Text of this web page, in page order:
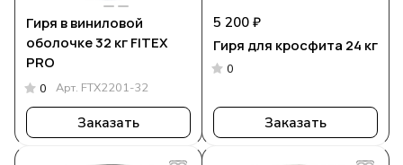
Гиря в виниловой
оболочке 32 кг FITEX
PRO
0 Арт. FTX2201-32
Заказать
5 200 ₽
Гиря для кросфита 24 кг
0
Заказать